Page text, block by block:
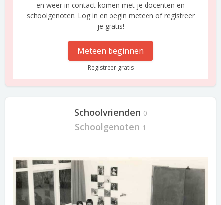
en weer in contact komen met je docenten en
schoolgenoten. Log in en begin meteen of registreer
je gratis!
Meteen beginnen
Registreer gratis
Schoolvrienden 0
Schoolgenoten 1